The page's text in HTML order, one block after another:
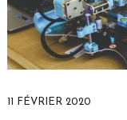
11 FÉVRIER 2020